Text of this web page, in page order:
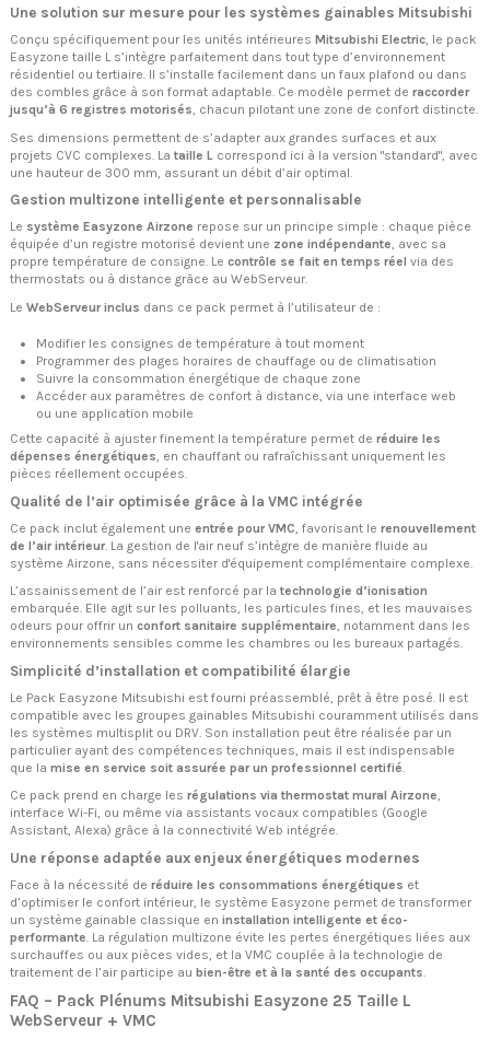
Une solution sur mesure pour les systèmes gainables Mitsubishi
Conçu spécifiquement pour les unités intérieures Mitsubishi Electric, le pack
Easyzone taille L s’intègre parfaitement dans tout type d’environnement
résidentiel ou tertiaire. Il s’installe facilement dans un faux plafond ou dans
des combles grâce à son format adaptable. Ce modèle permet de raccorder
jusqu’à 6 registres motorisés, chacun pilotant une zone de confort distincte.
Ses dimensions permettent de s’adapter aux grandes surfaces et aux
projets CVC complexes. La taille L correspond ici à la version "standard", avec
une hauteur de 300 mm, assurant un débit d’air optimal.
Gestion multizone intelligente et personnalisable
Le système Easyzone Airzone repose sur un principe simple : chaque pièce
équipée d’un registre motorisé devient une zone indépendante, avec sa
propre température de consigne. Le contrôle se fait en temps réel via des
thermostats ou à distance grâce au WebServeur.
Le WebServeur inclus dans ce pack permet à l’utilisateur de :
Modifier les consignes de température à tout moment
Programmer des plages horaires de chauffage ou de climatisation
Suivre la consommation énergétique de chaque zone
Accéder aux paramètres de confort à distance, via une interface web
ou une application mobile
Cette capacité à ajuster finement la température permet de réduire les
dépenses énergétiques, en chauffant ou rafraîchissant uniquement les
pièces réellement occupées.
Qualité de l’air optimisée grâce à la VMC intégrée
Ce pack inclut également une entrée pour VMC , favorisant le renouvellement
de l’air intérieur. La gestion de l'air neuf s’intègre de manière fluide au
système Airzone, sans nécessiter d'équipement complémentaire complexe.
L’assainissement de l’air est renforcé par la technologie d’ionisation
embarquée. Elle agit sur les polluants, les particules fines, et les mauvaises
odeurs pour offrir un confort sanitaire supplémentaire, notamment dans les
environnements sensibles comme les chambres ou les bureaux partagés.
Simplicité d’installation et compatibilité élargie
Le Pack Easyzone Mitsubishi est fourni préassemblé, prêt à être posé. Il est
compatible avec les groupes gainables Mitsubishi couramment utilisés dans
les systèmes multisplit ou DRV. Son installation peut être réalisée par un
particulier ayant des compétences techniques, mais il est indispensable
que la mise en service soit assurée par un professionnel certifié
Ce pack prend en charge les régulations via thermostat mural Airzone,
interface Wi-Fi, ou même via assistants vocaux compatibles (Google
Assistant, Alexa) grâce à la connectivité Web intégrée.
Une réponse adaptée aux enjeux énergétiques modernes
Face à la nécessité de réduire les consommations énergétiques et
d’optimiser le confort intérieur, le système Easyzone permet de transformer
un système gainable classique en installation intelligente et éco-
performante. La régulation multizone évite les pertes énergétiques liées aux
surchauffes ou aux pièces vides, et la VMC couplée à la technologie de
traitement de l’air participe au bien-être et à la santé des occupants.
FAQ – Pack Plénums Mitsubishi Easyzone 25 Taille L
WebServeur + VMC